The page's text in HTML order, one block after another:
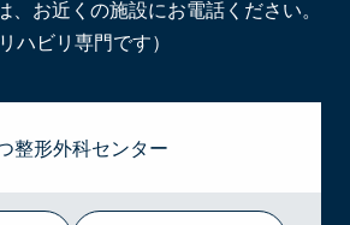
、お近くの施設にお電話ください。
ハビリ専門です）
整形外科センター